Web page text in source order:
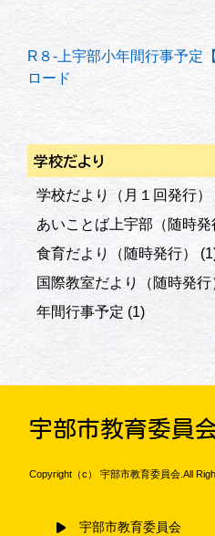
R８-上宇部小年間行事予定
ロード
学校だより
学校だより（月１回発行）
あいことば上宇部（随時発
食育だより（随時発行）
国際教室だより（随時発行
年間行事予定 (1)
宇部市教育委員
Copyright（c） 宇部市教育委員会.All
宇部市教育委員会